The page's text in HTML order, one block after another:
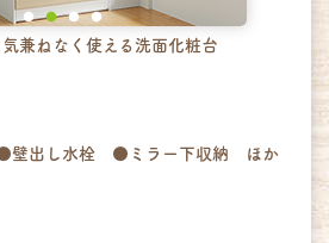
気兼ねなく使える洗面化粧台
壁出し水栓 ●ミラー下収納 ほか